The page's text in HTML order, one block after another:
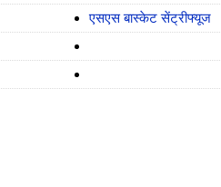
एसएस बास्केट सेंट्रीफ्यूज